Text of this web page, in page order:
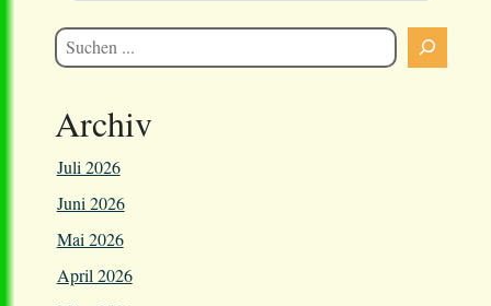
Archiv
Juli 2026
Juni 2026
Mai 2026
April 2026